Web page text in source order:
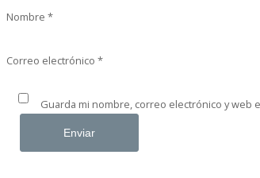
Nombre *
Correo electrónico *
Guarda mi nombre, correo electrónico y web